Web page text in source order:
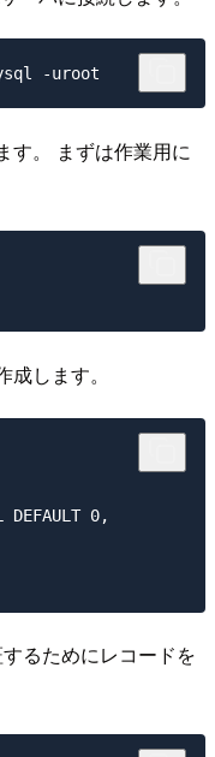
す。 まずは作業用に
します。
DEFAULT 0,
るためにレコードを